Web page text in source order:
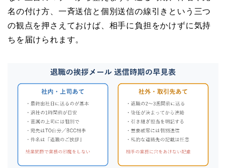
名の付け方、一斉送信と個別送信の線引きという三つ
の観点を押さえておけば、相手に負担をかけずに気持
ちを届けられます。